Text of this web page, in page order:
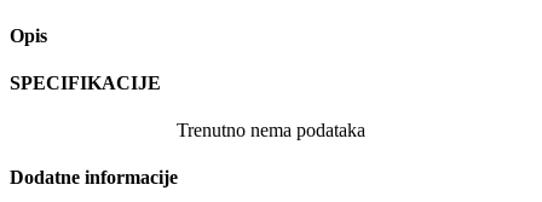
Opis
SPECIFIKACIJE
Trenutno nema podataka
Dodatne informacije